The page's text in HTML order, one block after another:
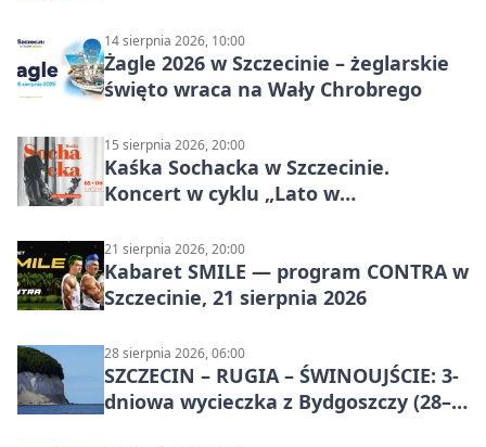
14 sierpnia 2026, 10:00
Żagle 2026 w Szczecinie – żeglarskie
święto wraca na Wały Chrobrego
15 sierpnia 2026, 20:00
Kaśka Sochacka w Szczecinie.
Koncert w cyklu „Lato w
21 sierpnia 2026, 20:00
Kabaret SMILE — program CONTRA w
Szczecinie, 21 sierpnia 2026
28 sierpnia 2026, 06:00
SZCZECIN – RUGIA – ŚWINOUJŚCIE: 3-
dniowa wycieczka z Bydgoszczy (28–